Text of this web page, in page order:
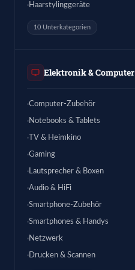
Haarstylinggeräte
10 Unterkategorien
Elektronik & Computer
Computer-Zubehör
Notebooks & Tablets
TV & Heimkino
Gaming
Lautsprecher & Boxen
Audio & HiFi
Smartphone-Zubehör
Smartphones & Handys
Netzwerk
Drucken & Scannen